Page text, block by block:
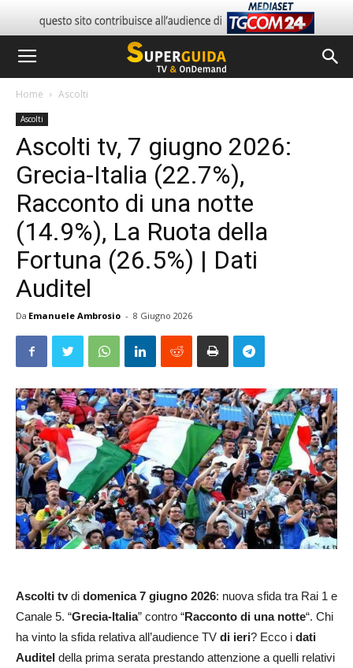
Home Ascolti
Ascolti
Ascolti tv, 7 giugno 2026:
Grecia-Italia (22.7%),
Racconto di una notte
(14.9%), La Ruota della
Fortuna (26.5%) | Dati
Auditel
Da Emanuele Ambrosio - 8 Giugno 2026
Ascolti tvdi domenica 7 giugno 2026: nuova sfida tra Rai 1 e
Canale 5. “Grecia-Italia” contro “Racconto di una notte“. Chi
ha vinto la sfida relativa all’audience TV di ieri? Ecco i dati
Auditel della prima serata prestando attenzione a quelli relativi